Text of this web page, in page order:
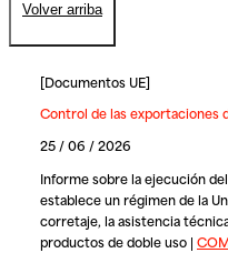
Volver arriba
[Documentos UE]
Control de las exportaciones
25 / 06 / 2026
Informe sobre la ejecución
establece un régimen de la
corretaje, la asistencia
productos de doble uso |